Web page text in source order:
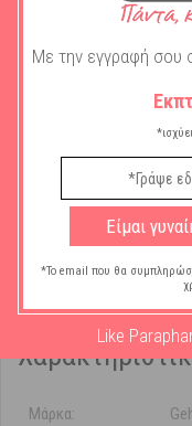
Περιγραφή
: O
για ανακούφιση από
κάλους. Αποτελείται
το οποίο εσωτερικά
: Πολυμερής
προϊόν.
: Πλένεται και
Μάρκα:
Με την εγγραφή σου
Είμαι
*Το email που θα
Like